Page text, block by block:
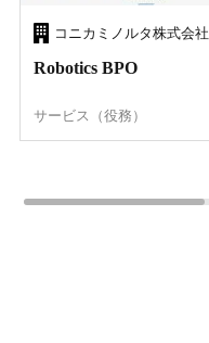
コニカミノルタ株式会社
Robotics BPO
サービス（役務）